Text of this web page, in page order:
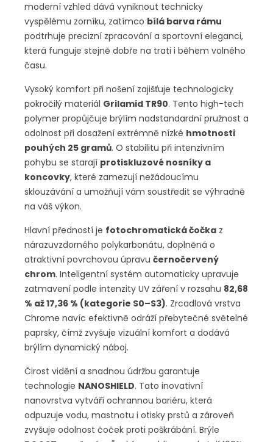
moderní vzhled dává vyniknout technicky
vyspělému zorníku, zatímco bílá barva rámu
podtrhuje precizní zpracování a sportovní eleganci,
která funguje stejně dobře na trati i během volného
času.
Vysoký komfort při nošení zajišťuje technologicky
pokročilý materiál Grilamid TR90. Tento high-tech
polymer propůjčuje brýlím nadstandardní pružnost a
odolnost při dosažení extrémně nízké hmotnosti
pouhých 25 gramů. O stabilitu při intenzivním
pohybu se starají protiskluzové nosníky a
koncovky, které zamezují nežádoucímu
sklouzávání a umožňují vám soustředit se výhradně
na váš výkon.
Hlavní předností je fotochromatická čočka z
nárazuvzdorného polykarbonátu, doplněná o
atraktivní povrchovou úpravu černočervený
chrom. Inteligentní systém automaticky upravuje
zatmavení podle intenzity UV záření v rozsahu 82,68
% až 17,36 % (kategorie S0–S3). Zrcadlová vrstva
Chrome navíc efektivně odráží přebytečné světelné
paprsky, čímž zvyšuje vizuální komfort a dodává
brýlím dynamický náboj.
Čirost vidění a snadnou údržbu garantuje
technologie NANOSHIELD. Tato inovativní
nanovrstva vytváří ochrannou bariéru, která
odpuzuje vodu, mastnotu i otisky prstů a zároveň
zvyšuje odolnost čoček proti poškrábání. Brýle